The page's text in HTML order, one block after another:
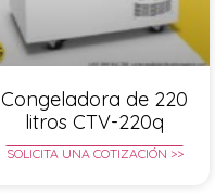
Congeladora de 220
litros CTV-220q
SOLICITA UNA COTIZACIÓN >>